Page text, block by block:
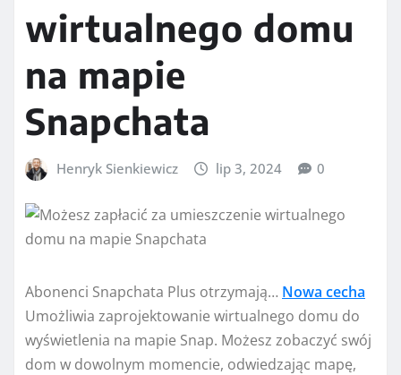
wirtualnego domu
na mapie
Snapchata
Henryk Sienkiewicz lip 3, 2024 0
Abonenci Snapchata Plus otrzymają… Nowa cecha
Umożliwia zaprojektowanie wirtualnego domu do
wyświetlenia na mapie Snap. Możesz zobaczyć swój
dom w dowolnym momencie, odwiedzając mapę,